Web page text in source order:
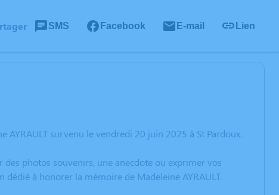
SMS Facebook E-mail Lien
AYRAULT survenu le vendredi 20 juin 2025 à St Pardoux.
photos souvenirs, une anecdote ou exprimer vos
à honorer la mémoire de Madeleine AYRAULT.